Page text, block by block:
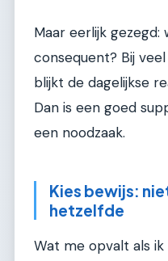
Maar eerlijk gezegd:
consequent? Bij
blijkt de dagelijkse
Dan is een goed
een noodzaak.
Kies bewijs:
hetzelfde
Wat me opvalt als